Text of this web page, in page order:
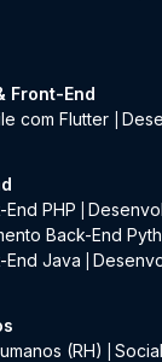
Front-End
com Flutter
PHP
Back-End
End Java
(RH)